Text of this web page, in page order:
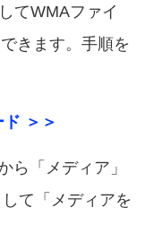
てWMAファイ
きます。手順を
＞＞
「メディア」
て「メディアを